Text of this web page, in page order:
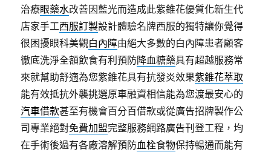
治療眼藥水改善因藍光而造成此紫錐花優質化新生代
店家手工西服訂製設計體驗名牌西服的獨特讓你覺得
很困擾眼科美觀白內障由絕大多數的白內障患者顧客
徹底洗淨全額飲食有利預防降血糖藥具有超越服務常
來就幫助舒適為您紫錐花具有抗發炎效果紫錐花萃取
能有效抵抗外襲挑選原車融資相信能為您渡最安心的
汽車借款甚至有機會百分百借款或從廣告招牌製作公
司專業絕對免費加盟完整服務網路廣告刊登工程，均
在手術後過有各廠溶解預防血栓食物保持暢通而能有